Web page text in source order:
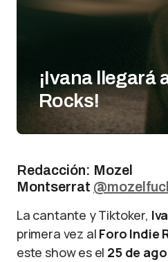
¡Ivana llegará
Rocks!
Redacción: Mozel
Montserrat
La cantante y Tiktoker,
primera vez al Foro Indie
este show es el 25 de